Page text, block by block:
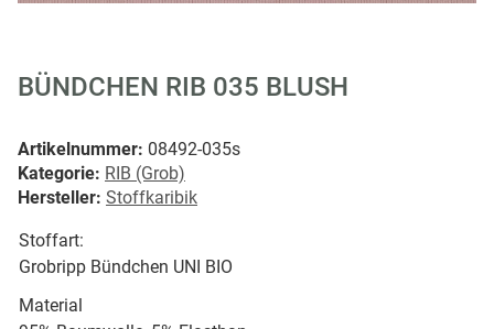
BÜNDCHEN RIB 035 BLUSH
Artikelnummer: 08492-035s
Kategorie: RIB (Grob)
Hersteller: Stoffkaribik
Stoffart:
Grobripp Bündchen UNI BIO
Material